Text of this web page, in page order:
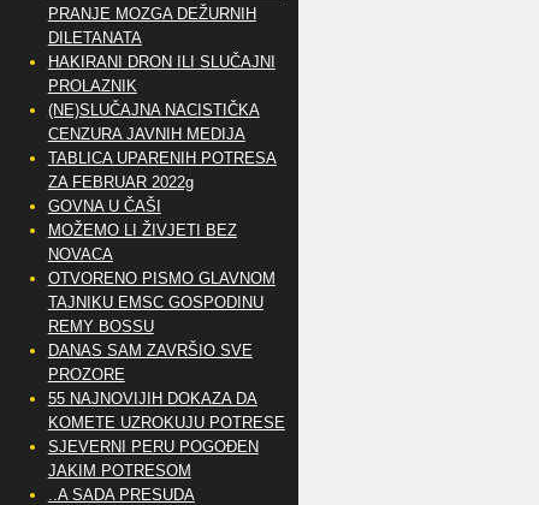
PRANJE MOZGA DEŽURNIH
DILETANATA
HAKIRANI DRON ILI SLUČAJNI
PROLAZNIK
(NE)SLUČAJNA NACISTIČKA
CENZURA JAVNIH MEDIJA
TABLICA UPARENIH POTRESA
ZA FEBRUAR 2022g
GOVNA U ČAŠI
MOŽEMO LI ŽIVJETI BEZ
NOVACA
OTVORENO PISMO GLAVNOM
TAJNIKU EMSC GOSPODINU
REMY BOSSU
DANAS SAM ZAVRŠIO SVE
PROZORE
55 NAJNOVIJIH DOKAZA DA
KOMETE UZROKUJU POTRESE
SJEVERNI PERU POGOĐEN
JAKIM POTRESOM
..A SADA PRESUDA